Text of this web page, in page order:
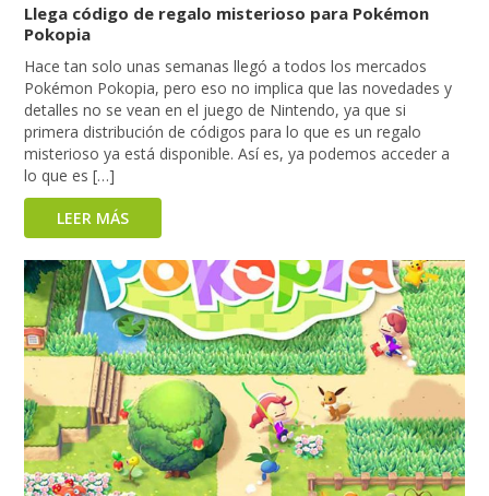
Llega código de regalo misterioso para Pokémon
Pokopia
Hace tan solo unas semanas llegó a todos los mercados
Pokémon Pokopia, pero eso no implica que las novedades y
detalles no se vean en el juego de Nintendo, ya que si
primera distribución de códigos para lo que es un regalo
misterioso ya está disponible. Así es, ya podemos acceder a
lo que es […]
LEER MÁS